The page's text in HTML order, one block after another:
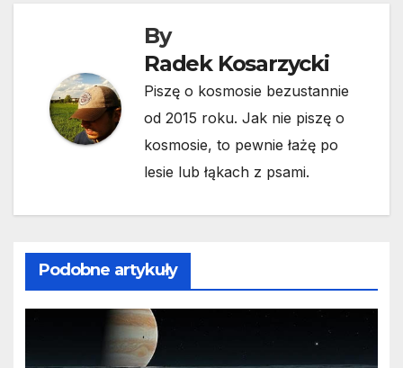
By
Radek Kosarzycki
Piszę o kosmosie bezustannie
od 2015 roku. Jak nie piszę o
kosmosie, to pewnie łażę po
lesie lub łąkach z psami.
Podobne artykuły